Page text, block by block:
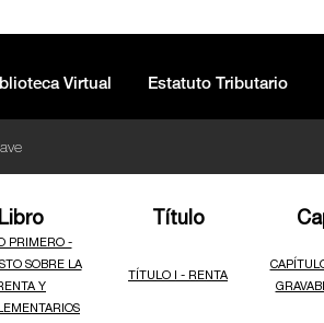
Virtual Estatuto Tributario